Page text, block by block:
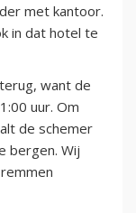
met kantoor.
in dat hotel te
want de
uur. Om
de schemer
bergen. Wij